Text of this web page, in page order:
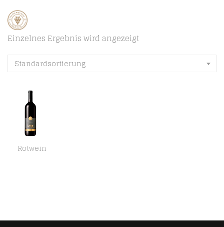
Einzelnes Ergebnis wird angezeigt
Standardsortierung
Rotwein